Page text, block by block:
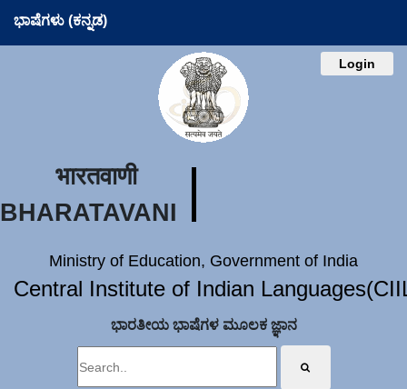
ಭಾಷೆಗಳು (ಕನ್ನಡ)
Login
भारतवाणी
BHARATAVANI
Ministry of Education, Government of India
Central Institute of Indian
ಭಾರತೀಯ ಭಾಷೆಗಳ ಮೂಲಕ ಜ್ಞಾನ